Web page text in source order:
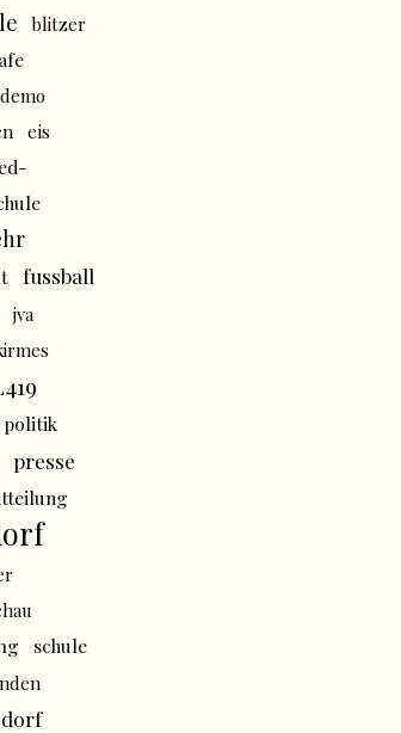
blitzer
demo
eis
fussball
jva
politik
presse
schule